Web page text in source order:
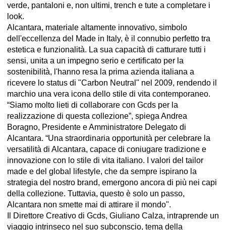
verde, pantaloni e, non ultimi, trench e tute a completare i
look.
Alcantara, materiale altamente innovativo, simbolo
dell'eccellenza del Made in Italy, è il connubio perfetto tra
estetica e funzionalità. La sua capacità di catturare tutti i
sensi, unita a un impegno serio e certificato per la
sostenibilità, l'hanno resa la prima azienda italiana a
ricevere lo status di "Carbon Neutral" nel 2009, rendendo il
marchio una vera icona dello stile di vita contemporaneo.
“Siamo molto lieti di collaborare con Gcds per la
realizzazione di questa collezione”, spiega Andrea
Boragno, Presidente e Amministratore Delegato di
Alcantara. “Una straordinaria opportunità per celebrare la
versatilità di Alcantara, capace di coniugare tradizione e
innovazione con lo stile di vita italiano. I valori del tailor
made e del global lifestyle, che da sempre ispirano la
strategia del nostro brand, emergono ancora di più nei capi
della collezione. Tuttavia, questo è solo un passo,
Alcantara non smette mai di attirare il mondo".
Il Direttore Creativo di Gcds, Giuliano Calza, intraprende un
viaggio intrinseco nel suo subconscio, tema della